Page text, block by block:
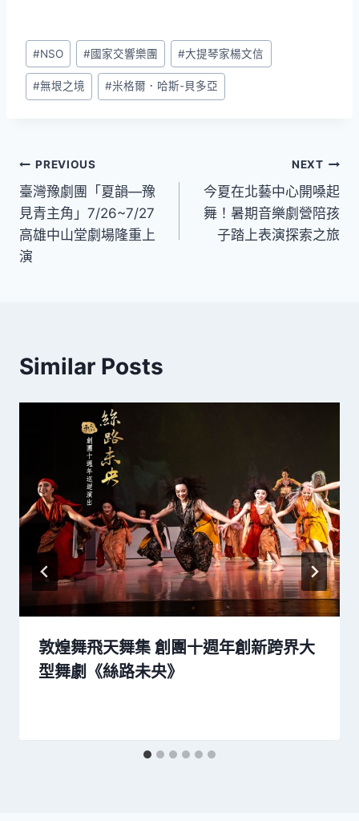
Post
Tags:
#NSO #國家交響樂團 #大提琴家楊文信
#無垠之境 #米格爾．哈斯-貝多亞
文
章
導
覽
PREVIOUS
臺灣豫劇團「夏韻—豫
見青主角」7/26~7/27
高雄中山堂劇場隆重上
演
NEXT
今夏在北藝中心開嗓起
舞！暑期音樂劇營陪孩
子踏上表演探索之旅
Similar Posts
敦煌舞飛天舞集 創團十週年創新跨界大
型舞劇《絲路未央》